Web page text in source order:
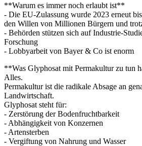
**Warum es immer noch erlaubt ist**
- Die EU-Zulassung wurde 2023 erneut
den Willen von Millionen Bürgern und
- Behörden stützen sich auf Industrie-
Forschung
- Lobbyarbeit von Bayer & Co ist enorm
**Was Glyphosat mit Permakultur zu tun
Alles.
Permakultur ist die radikale Absage an
Landwirtschaft.
Glyphosat steht für:
- Zerstörung der Bodenfruchtbarkeit
- Abhängigkeit von Konzernen
- Artensterben
- Vergiftung von Nahrung und Wasser